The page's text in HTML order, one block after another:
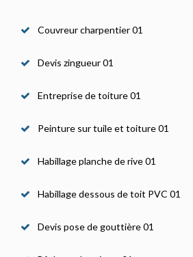
Couvreur charpentier 01
Devis zingueur 01
Entreprise de toiture 01
Peinture sur tuile et toiture 01
Habillage planche de rive 01
Habillage dessous de toit PVC 01
Devis pose de gouttière 01